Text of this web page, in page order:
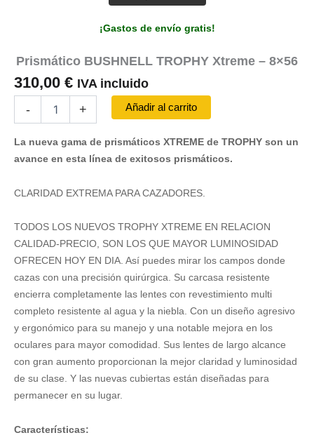
¡Gastos de envío gratis!
Prismático BUSHNELL TROPHY Xtreme – 8×56
310,00 € IVA incluido
-
BUSHNELL
Xtreme
-
+ Añadir al carrito
La nueva gama de prismáticos XTREME de TROPHY son un
avance en esta línea de exitosos prismáticos.
CLARIDAD EXTREMA PARA CAZADORES.
TODOS LOS NUEVOS TROPHY XTREME EN RELACION
CALIDAD-PRECIO, SON LOS QUE MAYOR LUMINOSIDAD
OFRECEN HOY EN DIA. Así puedes mirar los campos donde
cazas con una precisión quirúrgica. Su carcasa resistente
encierra completamente las lentes con revestimiento multi
completo resistente al agua y la niebla. Con un diseño agresivo
y ergonómico para su manejo y una notable mejora en los
oculares para mayor comodidad. Sus lentes de largo alcance
con gran aumento proporcionan la mejor claridad y luminosidad
de su clase. Y las nuevas cubiertas están diseñadas para
permanecer en su lugar.
Características: